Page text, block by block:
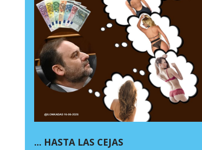
… HASTA LAS CEJAS